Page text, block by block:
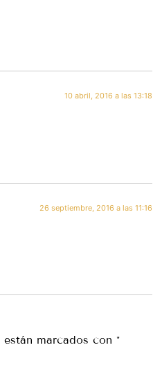
10 abril, 2016 a las 13:18
26 septiembre, 2016 a las 11:16
marcados con *